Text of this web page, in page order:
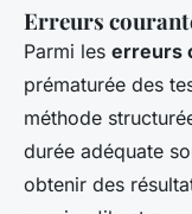
Erreurs
Parmi les erreurs
prématurée des
méthode
durée adéquate
obtenir des